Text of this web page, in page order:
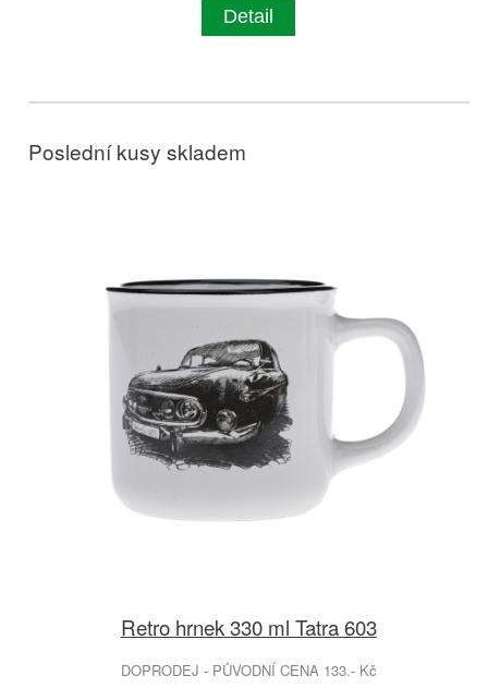
Detail
Poslední kusy skladem
Retro hrnek 330 ml Tatra 603
DOPRODEJ - PŮVODNÍ CENA 133.- Kč